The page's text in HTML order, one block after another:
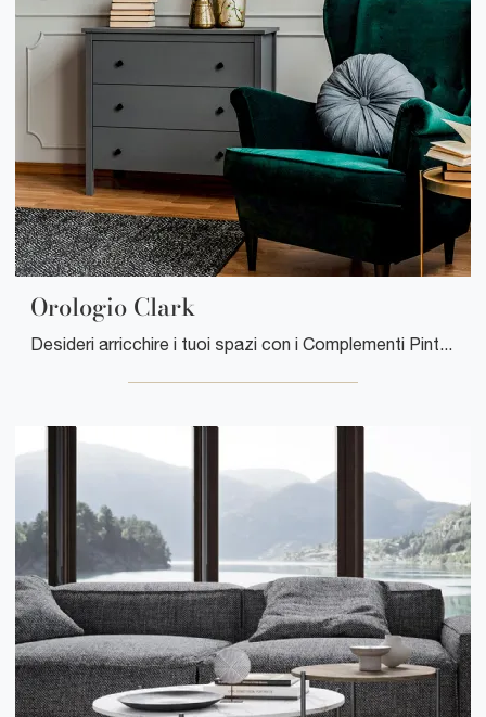
Orologio Clark
Desideri arricchire i tuoi spazi con i Complementi Pintdecor? Eccoti molteplici modelli di orologi in ceramica come Orologio Clark.